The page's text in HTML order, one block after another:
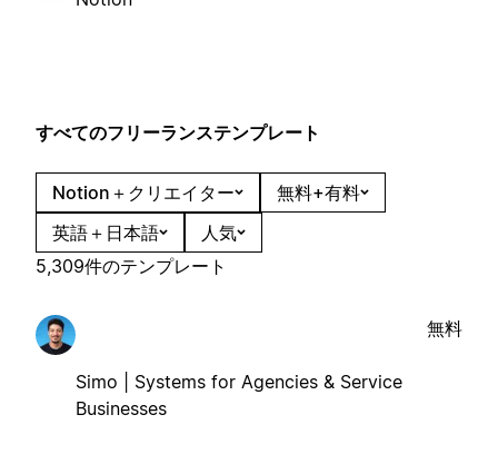
すべてのフリーランステンプレート
Notion＋クリエイター
無料+有料
英語＋日本語
人気
5,309件のテンプレート
Simo | Systems for Agencies & Service
Businesses
無料